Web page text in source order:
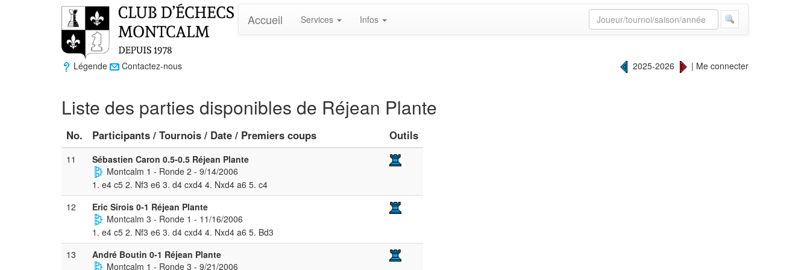
Accueil Services Infos
Légende Contactez-nous 2025-2026 | Me connecter
Liste des parties disponibles de Réjean Plante
No. Participants / Tournois / Date / Premiers coups Outils
11
Sébastien Caron 0.5-0.5 Réjean Plante
Montcalm 1 - Ronde 2 - 9/14/2006
1. e4 c5 2. Nf3 e6 3. d4 cxd4 4. Nxd4 a6 5. c4
12
Eric Sirois 0-1 Réjean Plante
Montcalm 3 - Ronde 1 - 11/16/2006
1. e4 c5 2. Nf3 e6 3. d4 cxd4 4. Nxd4 a6 5. Bd3
13
André Boutin 0-1 Réjean Plante
Montcalm 1 - Ronde 3 - 9/21/2006